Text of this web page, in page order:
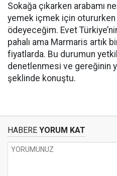
Sokağa çıkarken arabamı
yemek içmek için otururken
ödeyeceğim. Evet
pahalı ama Marmaris artık
fiyatlarda. Bu durumun
denetlenmesi ve gereğinin
şeklinde konuştu.
HABERE YORUM KAT